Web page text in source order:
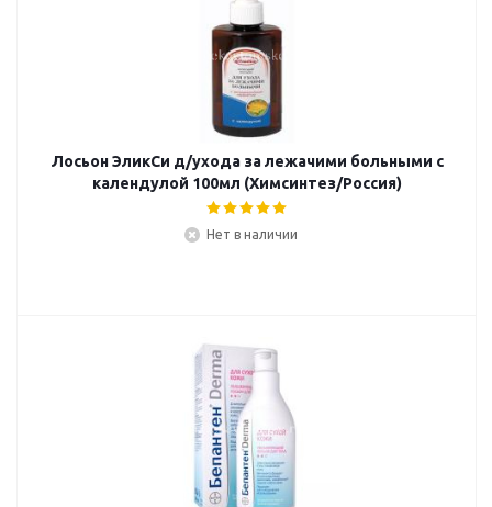
Лосьон ЭликСи д/ухода за лежачими больными с
календулой 100мл (Химсинтез/Россия)
Нет в наличии